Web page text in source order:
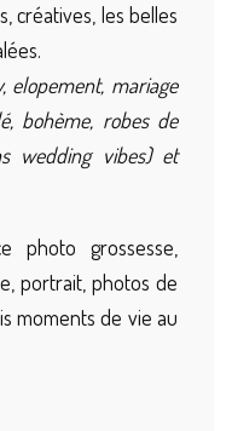
créatives, les belles
elopement, mariage
bohème, robes de
wedding vibes) et
photo grossesse,
portrait, photos de
moments de vie au